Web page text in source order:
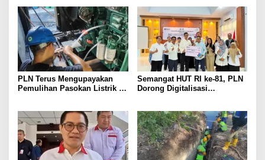
PLN Terus Mengupayakan
Pemulihan Pasokan Listrik di
Semangat HUT RI ke-81, PLN
Dorong Digitalisasi